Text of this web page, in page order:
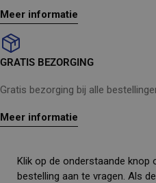
Meer informatie
GRATIS BEZORGING
Gratis bezorging bij alle
Meer informatie
Klik op de onderstaande knop
bestelling aan te vragen. Als